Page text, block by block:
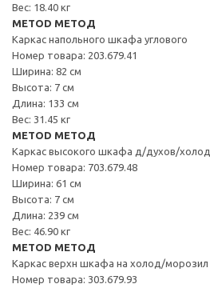
Вес: 18.40 кг
METOD МЕТОД
Каркас напольного шкафа углового
Номер товара: 203.679.41
Ширина: 82 см
Высота: 7 см
Длина: 133 см
Вес: 31.45 кг
METOD МЕТОД
Каркас высокого шкафа д/духов/холод
Номер товара: 703.679.48
Ширина: 61 см
Высота: 7 см
Длина: 239 см
Вес: 46.90 кг
METOD МЕТОД
Каркас верхн шкафа на холод/морозил
Номер товара: 303.679.93